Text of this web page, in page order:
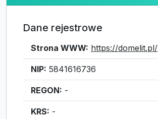
Dane rejestrowe
Strona WWW: https://domelit.pl/
NIP: 5841616736
REGON: -
KRS: -